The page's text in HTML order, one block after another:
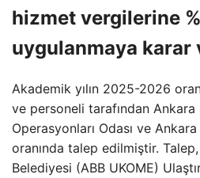
hizmet vergilerine
uygulanmaya karar
Akademik yılın 2025-2026
ve personeli tarafından Ankara
Operasyonları Odası ve
oranında talep edilmiştir.
Belediyesi (ABB UKOME)